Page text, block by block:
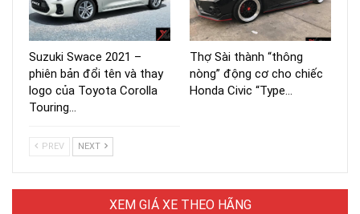
Suzuki Swace 2021 –
phiên bản đổi tên và thay
logo của Toyota Corolla
Touring…
Thợ Sài thành “thông
nòng” động cơ cho chiếc
Honda Civic “Type…
PREV NEXT
XEM GIÁ XE THEO HÃNG